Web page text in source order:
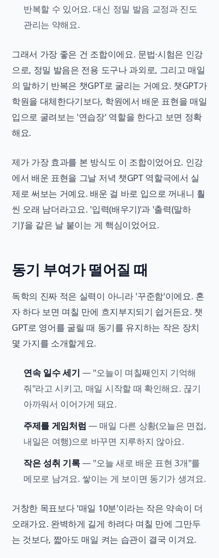
반복할 수 있어요. 대신 정밀 발음 교정과 진도
관리는 약해요.
그래서 가장 좋은 건 조합이에요. 문법·시험은 인강
으로, 정밀 발음은 전용 도구나 과외로, 그리고 매일
의 말하기 반복은 챗GPT로 굴리는 거예요. 챗GPT가
학원을 대체한다기보다, 학원에서 배운 표현을 매일
입으로 굴려보는 '연습장' 역할을 한다고 보면 정확
해요.
제가 가장 효과를 본 방식도 이 조합이었어요. 인강
에서 배운 표현을 그날 저녁 챗GPT 역할극에서 실
제로 써보는 거예요. 배운 걸 바로 입으로 꺼내니 훨
씬 오래 남더라고요. '입력(배우기)'과 '출력(말하
기)'을 같은 날 붙이는 게 핵심이었어요.
동기 부여가 떨어질 때
독학의 진짜 적은 실력이 아니라 '꾸준함'이에요. 혼
자 하다 보면 며칠 만에 흐지부지되기 쉽거든요. 챗
GPT로 영어를 굴릴 때 동기를 유지하는 작은 장치
몇 가지를 소개할게요.
연속 일수 세기 — "오늘이 며칠째인지 기억해
줘"라고 시키고, 매일 시작할 때 확인해요. 끊기
아까워서 이어가게 돼요.
주제를 게임처럼 — 매일 다른 상황(오늘은 면접,
내일은 여행)으로 바꾸면 지루하지 않아요.
작은 성취 기록— "오늘 새로 배운 표현 3개"를
메모로 남겨요. 쌓이는 게 보이면 동기가 생겨요.
거창한 목표보다 '매일 10분'이라는 작은 약속이 더
오래가요. 완벽하게 길게 하려다 며칠 만에 그만두
는 것보다, 짧아도 매일 켜는 습관이 결국 이겨요.